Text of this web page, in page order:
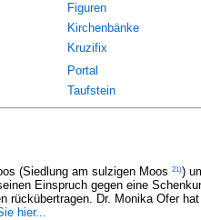
Figuren
Kirchenbänke
Kruzifix
Portal
Taufstein
(Siedlung am sulzigen Moos 21))
Einspruch gegen eine
Dr. Monika Ofer
hier...